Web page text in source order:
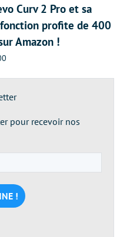
Curv 2 Pro et sa
profite de 400
Amazon !
pour recevoir nos